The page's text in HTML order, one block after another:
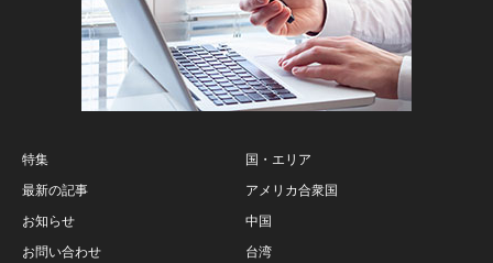
特集
最新の記事
お知らせ
お問い合わせ
国・エリア
アメリカ合衆国
中国
台湾